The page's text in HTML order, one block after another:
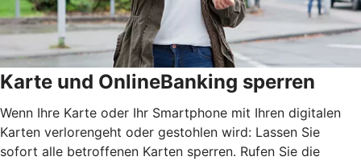
Karte und OnlineBanking sperren
Wenn Ihre Karte oder Ihr Smartphone mit Ihren digitalen
Karten verlorengeht oder gestohlen wird: Lassen Sie
sofort alle betroffenen Karten sperren. Rufen Sie die